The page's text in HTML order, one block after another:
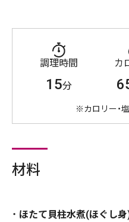
調理時間
15分
カ
※カロリー・
材料
ほたて貝柱水煮(ほぐし